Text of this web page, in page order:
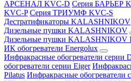
АРСЕНАЛ KVC-D Серия БАРЬЕР
KVC-P Серия ТРИУМФ KVC-S
Дестратификаторы KALASHNIKOV
Дизельные пушки KALASHNIKOV
Дизельные пушки KALASHNIKOV
ИК обогреватели Energolux
Инфракрасные обогреватели серии
обогреватели серии Eiger
Pilatus Инфракрасные обогреватели